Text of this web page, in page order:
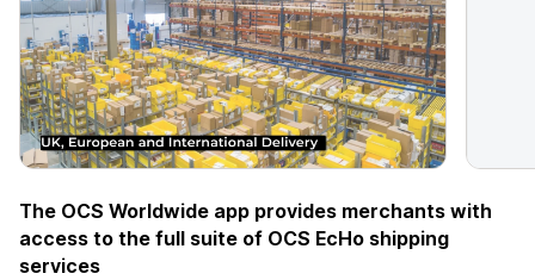
The OCS Worldwide app provides merchants with
access to the full suite of OCS EcHo shipping
services